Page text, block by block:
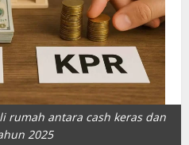
rumah antara cash keras dan
2025